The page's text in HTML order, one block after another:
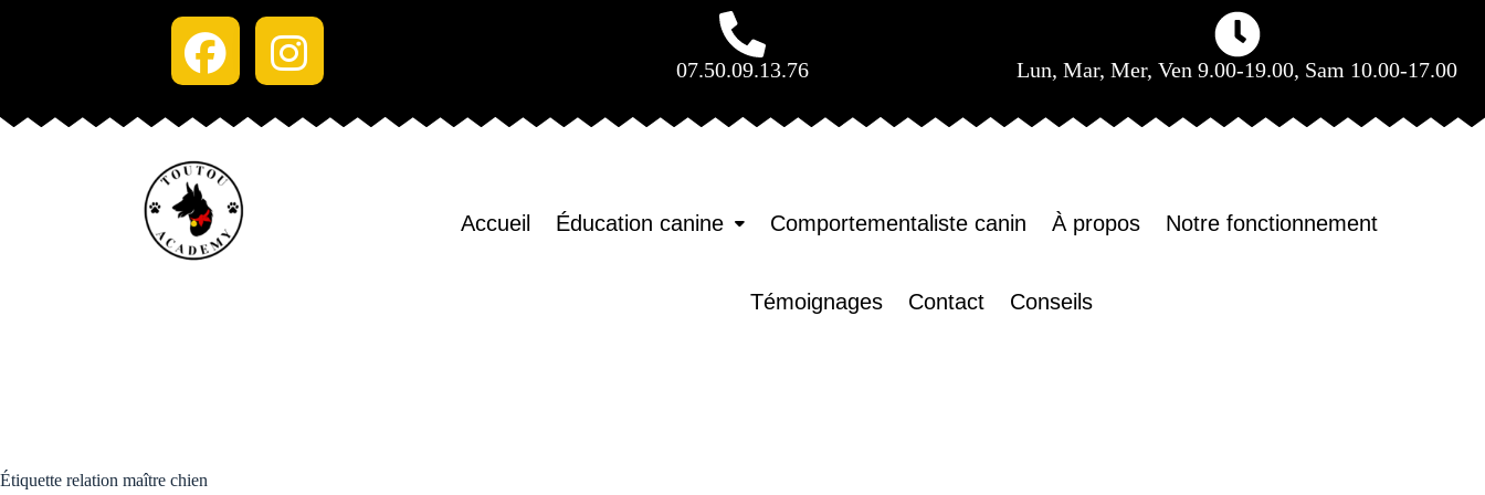
07.50.09.13.76 Lun, Mar, Mer, Ven 9.00-19.00, Sam 10.00-17.00
Accueil Éducation canine Comportementaliste canin À propos Notre fonctionnement
Témoignages Contact Conseils
Étiquette relation maître chien